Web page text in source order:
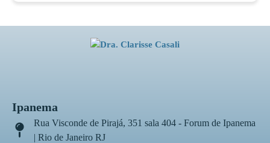
Ipanema
Rua Visconde de Pirajá, 351 sala 404 - Forum de Ipanema
| Rio de Janeiro RJ